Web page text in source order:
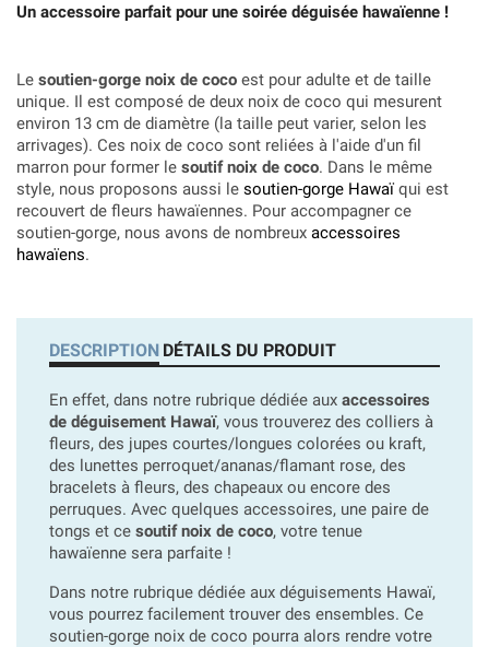
Un accessoire parfait pour une soirée déguisée hawaïenne !
Le soutien-gorge noix de coco est pour adulte et de taille
unique. Il est composé de deux noix de coco qui mesurent
environ 13 cm de diamètre (la taille peut varier, selon les
arrivages). Ces noix de coco sont reliées à l'aide d'un fil
marron pour former le soutif noix de coco. Dans le même
style, nous proposons aussi le soutien-gorge Hawaï qui est
recouvert de fleurs hawaïennes. Pour accompagner ce
soutien-gorge, nous avons de nombreux accessoires
hawaïens.
DESCRIPTION DÉTAILS DU PRODUIT
En effet, dans notre rubrique dédiée aux accessoires
de déguisement Hawaï, vous trouverez des colliers à
fleurs, des jupes courtes/longues colorées ou kraft,
des lunettes perroquet/ananas/flamant rose, des
bracelets à fleurs, des chapeaux ou encore des
perruques. Avec quelques accessoires, une paire de
tongs et ce soutif noix de coco, votre tenue
hawaïenne sera parfaite !
Dans notre rubrique dédiée aux déguisements Hawaï,
vous pourrez facilement trouver des ensembles. Ce
soutien-gorge noix de coco pourra alors rendre votre